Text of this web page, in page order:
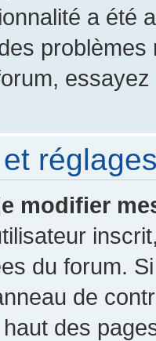
a été
modifier
du forum.
de
des